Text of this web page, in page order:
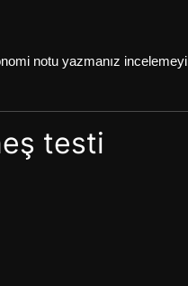
notu yazmanız incelemeyi
testi